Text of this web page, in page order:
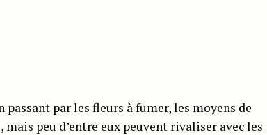
passant par les fleurs à fumer, les moyens de
peu d’entre eux peuvent rivaliser avec les